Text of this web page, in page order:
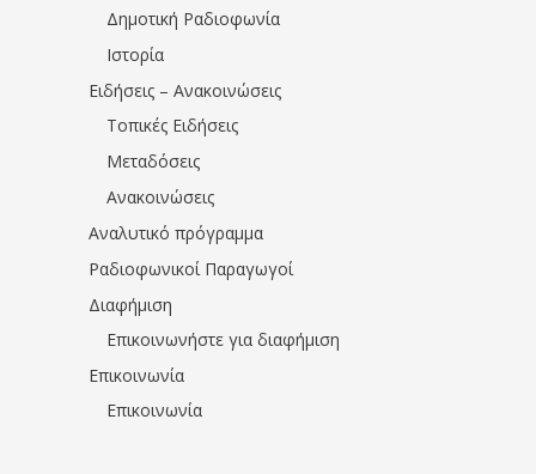
Δημοτική Ραδιοφωνία
Ιστορία
Ειδήσεις – Ανακοινώσεις
Τοπικές Ειδήσεις
Μεταδόσεις
Ανακοινώσεις
Αναλυτικό πρόγραμμα
Ραδιοφωνικοί Παραγωγοί
Διαφήμιση
Επικοινωνήστε για διαφήμιση
Επικοινωνία
Επικοινωνία